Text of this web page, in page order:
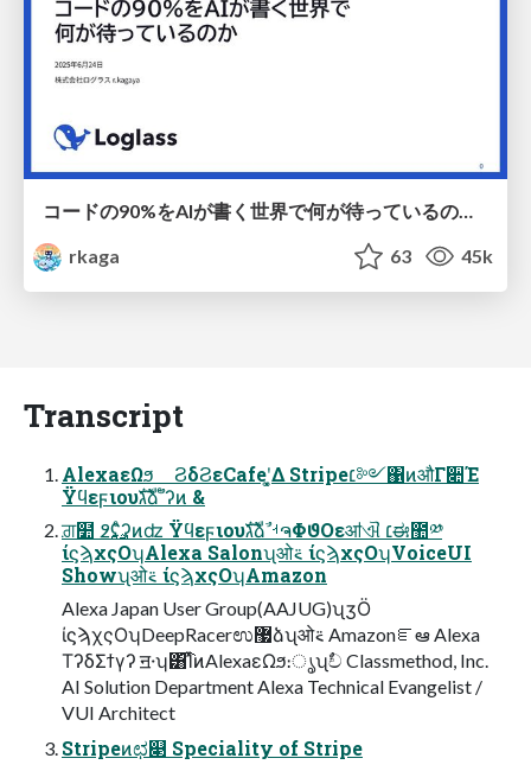
rkaga
63 45k
Transcript
AlexaεΩϧ ϨδϨεCafeʹ͓͚Δ Stripe׆༻΁ͷऔΓ૊Έ
Ϋϥεϝιουגࣜձࣾ ͤʔͷ &
ਗ਼໺ ߶࢙ʢͤʔͷʣ Ϋϥεϝιουגࣜձࣾ ࡳຈΦϑΟεॴଐ ׆ಈ಺༰
ίϛϡχςΟʮAlexa Salonʯओ࠵ ίϛϡχςΟʮVoiceUI
Showʯओ࠵ ίϛϡχςΟʮAmazon
Alexa Japan User Group(AAJUG)ʯӡӦ
ίϛϡχςΟʮDeepRacerಉ޷ձʯओ࠵ Amazonೝఆ Alexa
ΤʔδΣϯγʔ ॻ੶ʮ͸͡ΊͯͷAlexaεΩϧ։ൃʯࣥච Classmethod, Inc.
AI Solution Department Alexa Technical Evangelist /
VUI Architect
Stripeͷಛ௃ Speciality of Stripe